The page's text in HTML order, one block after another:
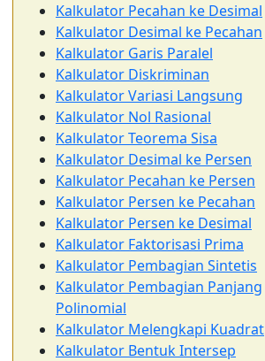
Kalkulator Pecahan ke Desimal
Kalkulator Desimal ke Pecahan
Kalkulator Garis Paralel
Kalkulator Diskriminan
Kalkulator Variasi Langsung
Kalkulator Nol Rasional
Kalkulator Teorema Sisa
Kalkulator Desimal ke Persen
Kalkulator Pecahan ke Persen
Kalkulator Persen ke Pecahan
Kalkulator Persen ke Desimal
Kalkulator Faktorisasi Prima
Kalkulator Pembagian Sintetis
Kalkulator Pembagian Panjang
Polinomial
Kalkulator Melengkapi Kuadrat
Kalkulator Bentuk Intersep